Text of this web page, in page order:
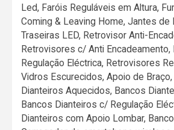
Led, Faróis Reguláveis em Altura,
Coming & Leaving Home, Jantes de
Traseiras LED, Retrovisor Anti-
Retrovisores c/ Anti
Regulação Eléctrica, Retrovisores
Vidros Escurecidos, Apoio de
Dianteiros Aquecidos, Bancos
Bancos Dianteiros c/ Regulação
Dianteiros com Apoio Lombar,